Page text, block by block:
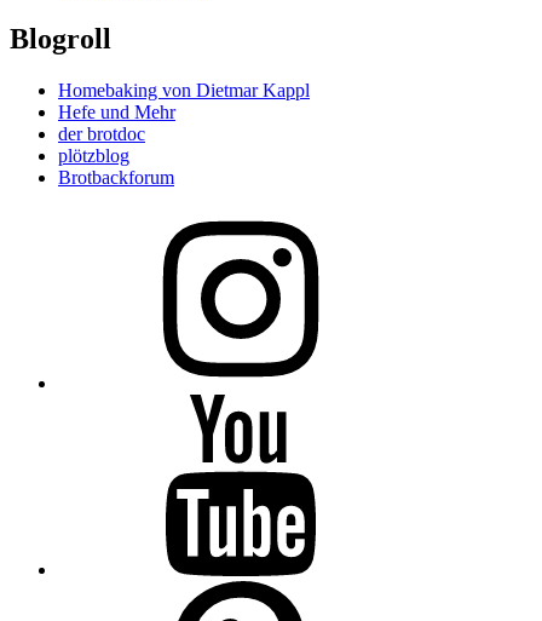
Blogroll
Homebaking von Dietmar Kappl
Hefe und Mehr
der brotdoc
plötzblog
Brotbackforum